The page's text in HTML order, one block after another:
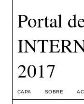
Portal
2017
CAPA SOBRE